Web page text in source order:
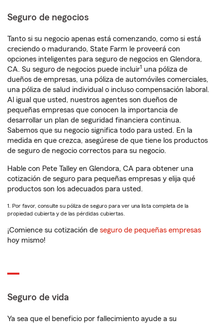
Seguro de negocios
Tanto si su negocio apenas está comenzando, como si está
creciendo o madurando, State Farm le proveerá con
opciones inteligentes para seguro de negocios en Glendora,
CA. Su seguro de negocios puede incluir1 una póliza de
dueños de empresas, una póliza de automóviles comerciales,
una póliza de salud individual o incluso compensación laboral.
Al igual que usted, nuestros agentes son dueños de
pequeñas empresas que conocen la importancia de
desarrollar un plan de seguridad financiera continua.
Sabemos que su negocio significa todo para usted. En la
medida en que crezca, asegúrese de que tiene los productos
de seguro de negocio correctos para su negocio.
Hable con Pete Talley en Glendora, CA para obtener una
cotización de seguro para pequeñas empresas y elija qué
productos son los adecuados para usted.
1. Por favor, consulte su póliza de seguro para ver una lista completa de la
propiedad cubierta y de las pérdidas cubiertas.
¡Comience su cotización de seguro de pequeñas empresas
hoy mismo!
Seguro de vida
Ya sea que el beneficio por fallecimiento ayude a su